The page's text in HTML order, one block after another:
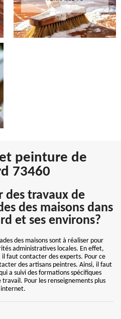
peinture de
73460
des travaux de
des maisons dans
et ses environs?
des maisons sont à réaliser pour
administratives locales. En effet,
faut contacter des experts. Pour ce
des artisans peintres. Ainsi, il faut
a suivi des formations spécifiques
Pour les renseignements plus
internet.